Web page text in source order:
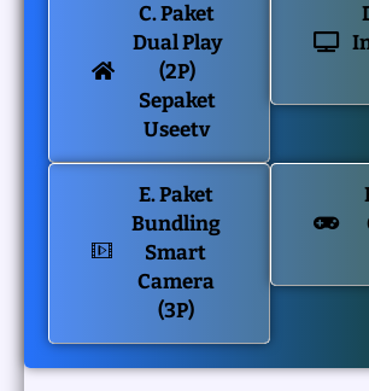
C. Paket
Dual Play
(2P)
Sepaket
Useetv
E. Paket
Bundling
Smart
Camera
(3P)